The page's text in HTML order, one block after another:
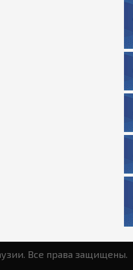
Все права защищены.